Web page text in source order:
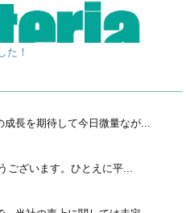
た！
長を期待して今日微量なが...
ございます。ひとえに平...